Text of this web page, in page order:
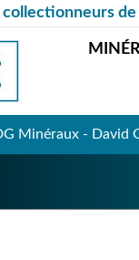
collectionneurs
Minéraux - David